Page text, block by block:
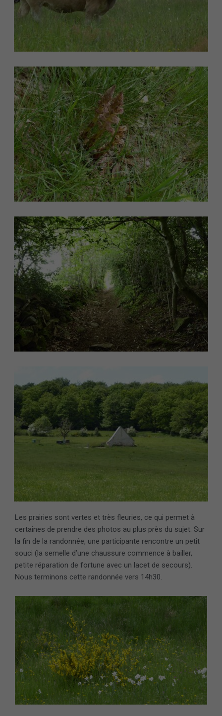
Les prairies sont vertes et très fleuries, ce qui permet à
certaines de prendre des photos au plus près du sujet. Sur
la fin de la randonnée, une participante rencontre un petit
souci (la semelle d’une chaussure commence à bailler,
petite réparation de fortune avec un lacet de secours).
Nous terminons cette randonnée vers 14h30.